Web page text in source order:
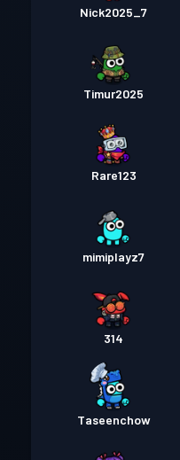
Nick2025_7
Timur2025
Rare123
mimiplayz7
314
Taseenchow